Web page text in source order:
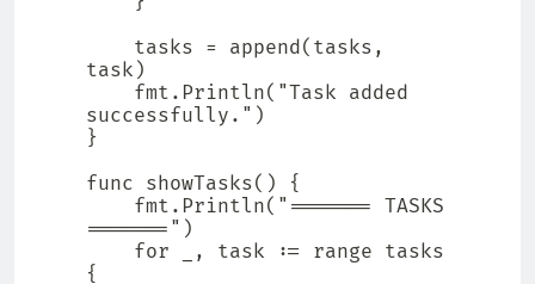
task)
successfully.")
}
func showTasks() {
=======")
{